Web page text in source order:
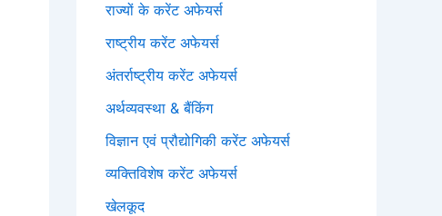
राज्यों के करेंट अफेयर्स
राष्ट्रीय करेंट अफेयर्स
अंतर्राष्ट्रीय करेंट अफेयर्स
अर्थव्यवस्था & बैंकिंग
विज्ञान एवं प्रौद्योगिकी करेंट अफेयर्स
व्यक्तिविशेष करेंट अफेयर्स
खेलकूद